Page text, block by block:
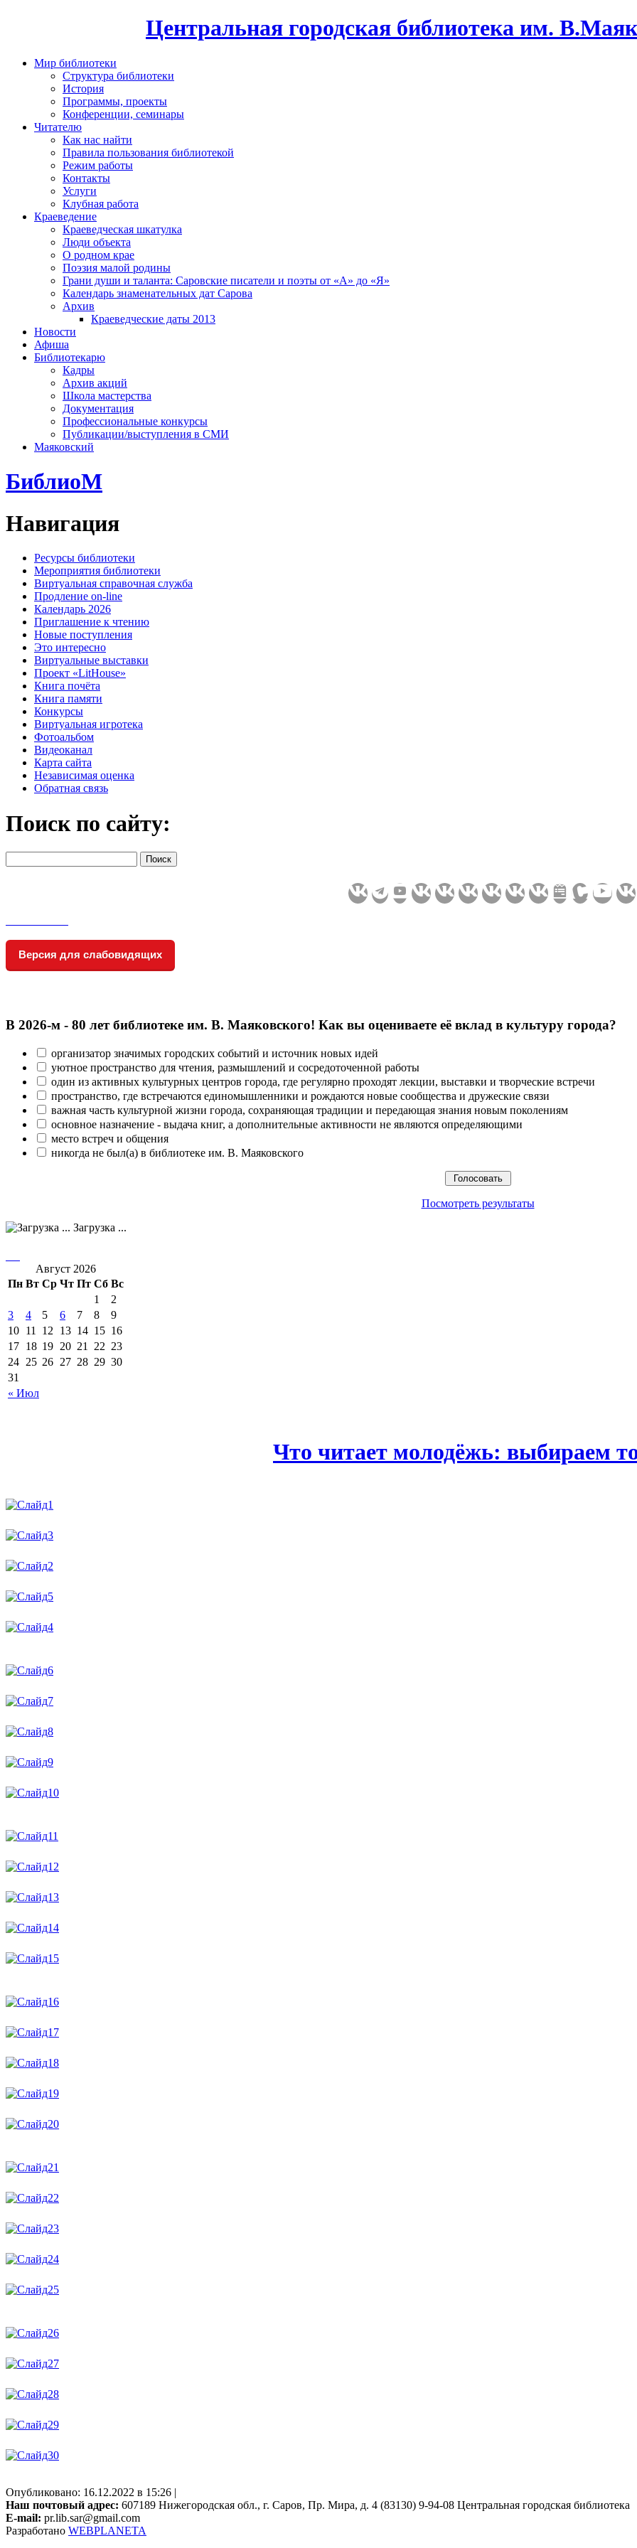
Центральная городская библиотека им.
Мир библиотеки
Структура библиотеки
История
Программы, проекты
Конференции, семинары
Читателю
Как нас найти
Правила пользования библиотекой
Режим работы
Контакты
Услуги
Клубная работа
Краеведение
Краеведческая шкатулка
Люди объекта
О родном крае
Поэзия малой родины
Грани души и таланта: Саровские писатели и поэты от «А» до «Я»
Календарь знаменательных дат Сарова
Архив
Краеведческие даты 2013
Новости
Афиша
Библиотекарю
Кадры
Архив акций
Школа мастерства
Документация
Профессиональные конкурсы
Публикации/выступления в СМИ
Маяковский
БиблиоМ
Навигация
Ресурсы библиотеки
Мероприятия библиотеки
Виртуальная справочная служба
Продление on-line
Календарь 2026
Приглашение к чтению
Новые поступления
Это интересно
Виртуальные выставки
Проект «LitHouse»
Книга почёта
Книга памяти
Конкурсы
Виртуальная игротека
Фотоальбом
Видеоканал
Карта сайта
Независимая оценка
Обратная связь
Поиск по сайту:
Версия для слабовидящих
В 2026‑м - 80 лет библиотеке им. В. Маяковского! Как вы оцениваете её вклад в культуру города?
организатор значимых городских событий и источник новых идей
уютное пространство для чтения, размышлений и сосредоточенной работы
один из активных культурных центров города, где регулярно проходят лекции, выставки и творческие встречи
пространство, где встречаются единомышленники и рождаются новые сообщества и дружеские связи
важная часть культурной жизни города, сохраняющая традиции и передающая знания новым поколениям
основное назначение - выдача книг, а дополнительные активности не являются определяющими
место встреч и общения
никогда не был(а) в библиотеке им. В. Маяковского
Посмотреть результаты
Загрузка ...
Август 2026
Пн Вт Ср Чт Пт Сб Вс
« Июл
1
2
3
4 5 6 7 8
9
10 11 12 13 14 15 16
17 18 19 20 21 22 23
24 25 26 27 28 29 30
31
Что читает молодёжь: выбираем
Опубликовано: 16.12.2022 в 15:26 |
Наш почтовый адрес: 607189 Нижегородская обл., г. Саров, Пр. Мира, д. 4 (83130) 9-94-08 Центральная городская библиотека
E-mail: pr.lib.sar@gmail.com
Разработано WEBPLANETA